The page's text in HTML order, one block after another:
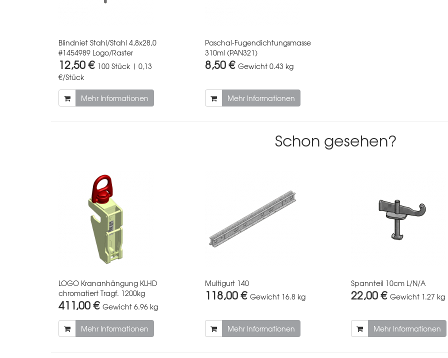
Blindniet Stahl/Stahl 4,8x28,0
#1454989 Logo/Raster
12,50 € 100 Stück | 0,13
€/Stück
Mehr Informationen
Paschal-Fugendichtungsmasse
310ml (PAN321)
8,50 € Gewicht 0.43 kg
Mehr Informationen
Schon gesehen?
LOGO Krananhängung KLHD
chromatiert Tragf. 1200kg
411,00 € Gewicht 6.96 kg
Mehr Informationen
Multigurt 140
118,00 € Gewicht 16.8 kg
Mehr Informationen
Spannteil 10cm L/N/A
22,00 € Gewicht 1.27 kg
Mehr Informationen